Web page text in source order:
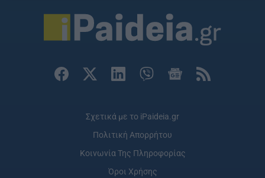
Σχετικά με το iPaideia.gr
Πολιτική Απορρήτου
Κοινωνία Της Πληροφορίας
Όροι Χρήσης